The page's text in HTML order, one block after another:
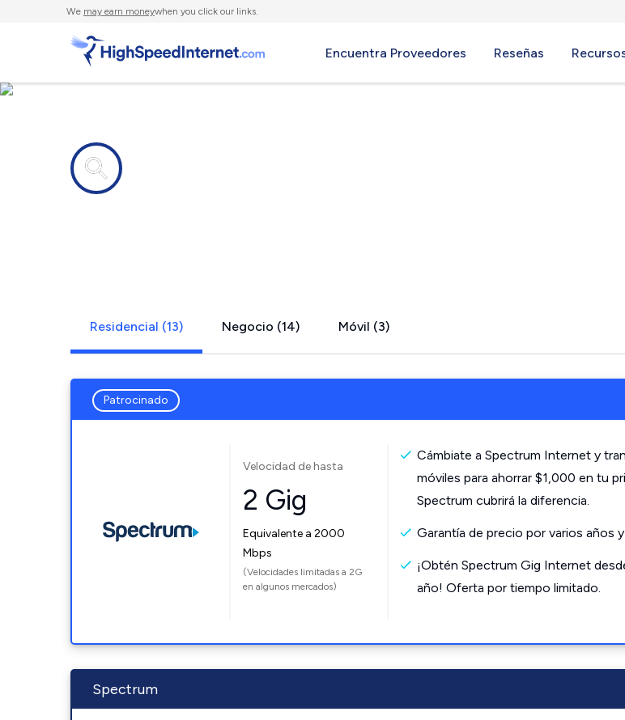
We may earn moneywhen you click our links.
Encuentra Proveedores Reseñas
Residencial (13) Negocio (14) Móvil (3)
Patrocinado
Velocidad de hasta
2 Gig
Equivalente a 2000
Mbps
(Velocidades limitadas a 2G
en algunos mercados)
Cámbiate a Spectrum Internet y
móviles para ahorrar $1,000 en tu
Spectrum cubrirá la diferencia.
Garantía de precio por varios años
¡Obtén Spectrum Gig Internet
año! Oferta por tiempo limitado.
Spectrum